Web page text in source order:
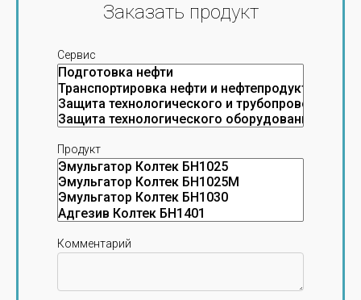
Заказать продукт
Сервис
Продукт
Комментарий